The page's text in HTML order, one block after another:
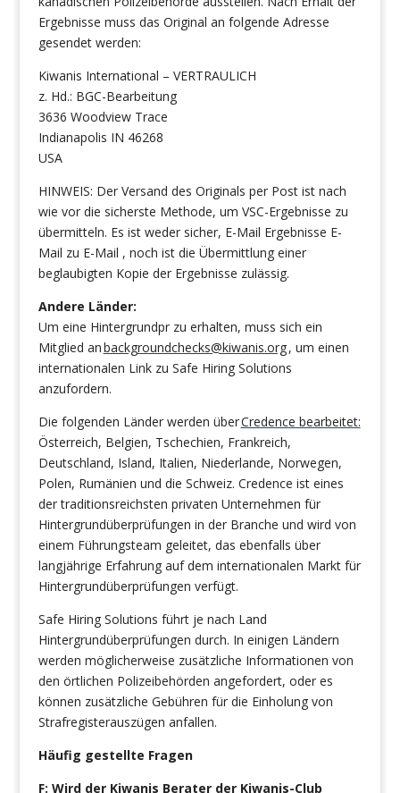
Ergebnisse muss das Original an folgende Adresse
gesendet werden:
Kiwanis International – VERTRAULICH
z. Hd.: BGC-Bearbeitung
3636 Woodview Trace
Indianapolis IN 46268
USA
HINWEIS: Der Versand des Originals per Post ist nach
wie vor die sicherste Methode, um VSC-Ergebnisse zu
übermitteln. Es ist weder sicher, E-Mail Ergebnisse E-
Mail zu E-Mail , noch ist die Übermittlung einer
beglaubigten Kopie der Ergebnisse zulässig.
Andere Länder:
Um eine Hintergrundpr zu erhalten, muss sich ein
Mitglied anbackgroundchecks@kiwanis.org, um einen
internationalen Link zu Safe Hiring Solutions
anzufordern.
Die folgenden Länder werden überCredence bearbeitet:
Österreich, Belgien, Tschechien, Frankreich,
Deutschland, Island, Italien, Niederlande, Norwegen,
Polen, Rumänien und die Schweiz. Credence ist eines
der traditionsreichsten privaten Unternehmen für
Hintergrundüberprüfungen in der Branche und wird von
einem Führungsteam geleitet, das ebenfalls über
langjährige Erfahrung auf dem internationalen Markt für
Hintergrundüberprüfungen verfügt.
Safe Hiring Solutions führt je nach Land
Hintergrundüberprüfungen durch. In einigen Ländern
werden möglicherweise zusätzliche Informationen von
den örtlichen Polizeibehörden angefordert, oder es
können zusätzliche Gebühren für die Einholung von
Strafregisterauszügen anfallen.
Häufig gestellte Fragen
F: Wird der Kiwanis Berater der Kiwanis-Club